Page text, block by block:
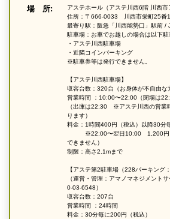
場 所:
アステホール（アステ川西6階 川西市
住所：〒666-0033 川西市栄町25
最寄り駅：阪急「川西能勢口」駅前 /
駐車場：お車でお越しの場合は以下駐
・アステ川西駐車場
・近隣コインパーキング
※駐車券等は発行できません。
【アステ川西駐車場】
収容台数：320台（お身体が不自由な
営業時間 ：10:00〜22:00（閉場は
（出庫は22:30 ※アステ川西の営業
ります）
料金：1時間400円（税込）以降30分
※22:00〜翌日10:00 1,200円（
できません）
制限：高さ2.1mまで
【アステ第2駐車場（228パーキング
（運営・管理：アマノマネジメント
0-03-6548）
収容台数：207台
営業時間 ：24時間
料金：30分毎に200円（税込）